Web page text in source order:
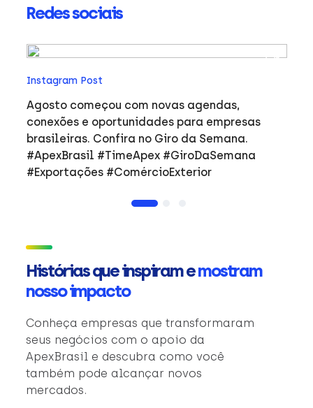
Redes sociais
Instagram Post
Agosto começou com novas agendas,
conexões e oportunidades para empresas
brasileiras. Confira no Giro da Semana.
#ApexBrasil #TimeApex #GiroDaSemana
#Exportações #ComércioExterior
Histórias que inspiram emostram
nosso impacto
Conheça empresas que transformaram
seus negócios com o apoio da
ApexBrasil e descubra como você
também pode alcançar novos
mercados.